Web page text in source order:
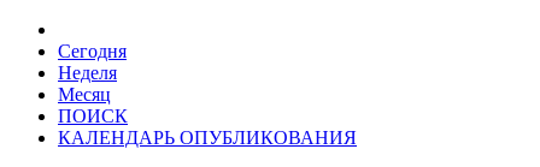
Сегодня
Неделя
Месяц
ПОИСК
КАЛЕНДАРЬ ОПУБЛИКОВАНИЯ